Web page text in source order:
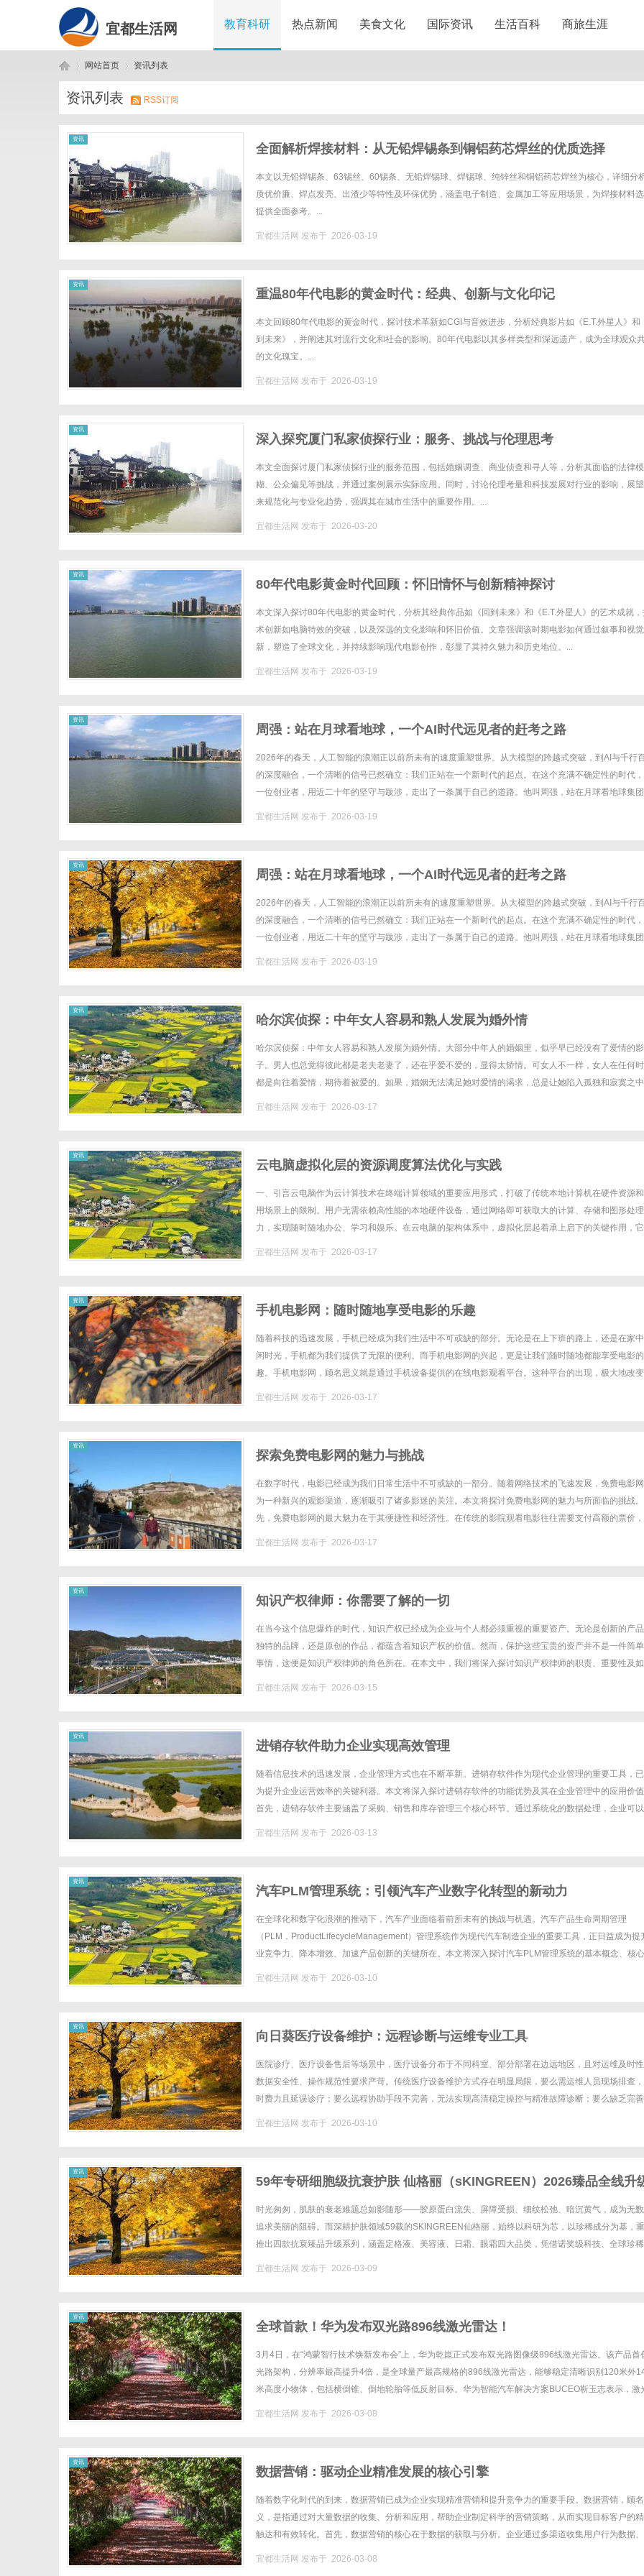
宜都生活网 教育科研 热点新闻 美食文化 国际资讯 生活百科 商旅生涯
宜 ›
网站首页
›
资讯列表
资讯列表 RSS订阅
资讯
全面解析焊接材料：从无铅焊锡条到铜铝药芯焊丝的优质选择
本文以无铅焊锡条、63锡丝、60锡条、无铅焊锡球、焊锡球、纯锌丝和铜铝药芯焊丝为核心，详细分
质优价廉、焊点发亮、出渣少等特性及环保优势，涵盖电子制造、金属加工等应用场景，为焊接材料
提供全面参考。...
宜都生活网 发布于 2026-03-19
资讯
重温80年代电影的黄金时代：经典、创新与文化印记
本文回顾80年代电影的黄金时代，探讨技术革新如CGI与音效进步，分析经典影片如《E.T.外星人》和
到未来》，并阐述其对流行文化和社会的影响。80年代电影以其多样类型和深远遗产，成为全球观众
的文化瑰宝。...
宜都生活网 发布于 2026-03-19
资讯
深入探究厦门私家侦探行业：服务、挑战与伦理思考
本文全面探讨厦门私家侦探行业的服务范围，包括婚姻调查、商业侦查和寻人等，分析其面临的法律模
糊、公众偏见等挑战，并通过案例展示实际应用。同时，讨论伦理考量和科技发展对行业的影响，展
来规范化与专业化趋势，强调其在城市生活中的重要作用。...
宜都生活网 发布于 2026-03-20
资讯
80年代电影黄金时代回顾：怀旧情怀与创新精神探讨
本文深入探讨80年代电影的黄金时代，分析其经典作品如《回到未来》和《E.T.外星人》的艺术成就
术创新如电脑特效的突破，以及深远的文化影响和怀旧价值。文章强调该时期电影如何通过叙事和视
新，塑造了全球文化，并持续影响现代电影创作，彰显了其持久魅力和历史地位。...
宜都生活网 发布于 2026-03-19
资讯
周强：站在月球看地球，一个AI时代远见者的赶考之路
2026年的春天，人工智能的浪潮正以前所未有的速度重塑世界。从大模型的跨越式突破，到AI与千行
的深度融合，一个清晰的信号已然确立：我们正站在一个新时代的起点。在这个充满不确定性的时代
一位创业者，用近二十年的坚守与跋涉，走出了一条属于自己的道路。他叫周强，站在月球看地球集团
宜都生活网 发布于 2026-03-19
资讯
周强：站在月球看地球，一个AI时代远见者的赶考之路
2026年的春天，人工智能的浪潮正以前所未有的速度重塑世界。从大模型的跨越式突破，到AI与千行
的深度融合，一个清晰的信号已然确立：我们正站在一个新时代的起点。在这个充满不确定性的时代
一位创业者，用近二十年的坚守与跋涉，走出了一条属于自己的道路。他叫周强，站在月球看地球集团
宜都生活网 发布于 2026-03-19
资讯
哈尔滨侦探：中年女人容易和熟人发展为婚外情
哈尔滨侦探：中年女人容易和熟人发展为婚外情。大部分中年人的婚姻里，似乎早已经没有了爱情的影
子。男人也总觉得彼此都是老夫老妻了，还在乎爱不爱的，显得太矫情。可女人不一样，女人在任何
都是向往着爱情，期待着被爱的。如果，婚姻无法满足她对爱情的渴求，总是让她陷入孤独和寂寞之中
宜都生活网 发布于 2026-03-17
资讯
云电脑虚拟化层的资源调度算法优化与实践
一、引言云电脑作为云计算技术在终端计算领域的重要应用形式，打破了传统本地计算机在硬件资源
用场景上的限制。用户无需依赖高性能的本地硬件设备，通过网络即可获取大的计算、存储和图形处
力，实现随时随地办公、学习和娱乐。在云电脑的架构体系中，虚拟化层起着承上启下的关键作用，
宜都生活网 发布于 2026-03-17
资讯
手机电影网：随时随地享受电影的乐趣
随着科技的迅速发展，手机已经成为我们生活中不可或缺的部分。无论是在上下班的路上，还是在家
闲时光，手机都为我们提供了无限的便利。而手机电影网的兴起，更是让我们随时随地都能享受电影
趣。手机电影网，顾名思义就是通过手机设备提供的在线电影观看平台。这种平台的出现，极大地改
宜都生活网 发布于 2026-03-17
资讯
探索免费电影网的魅力与挑战
在数字时代，电影已经成为我们日常生活中不可或缺的一部分。随着网络技术的飞速发展，免费电影
为一种新兴的观影渠道，逐渐吸引了诸多影迷的关注。本文将探讨免费电影网的魅力与所面临的挑战
先，免费电影网的最大魅力在于其便捷性和经济性。在传统的影院观看电影往往需要支付高额的票价
宜都生活网 发布于 2026-03-17
资讯
知识产权律师：你需要了解的一切
在当今这个信息爆炸的时代，知识产权已经成为企业与个人都必须重视的重要资产。无论是创新的产品
独特的品牌，还是原创的作品，都蕴含着知识产权的价值。然而，保护这些宝贵的资产并不是一件简
事情，这便是知识产权律师的角色所在。在本文中，我们将深入探讨知识产权律师的职责、重要性及
宜都生活网 发布于 2026-03-15
资讯
进销存软件助力企业实现高效管理
随着信息技术的迅速发展，企业管理方式也在不断革新。进销存软件作为现代企业管理的重要工具，
为提升企业运营效率的关键利器。本文将深入探讨进销存软件的功能优势及其在企业管理中的应用价值
首先，进销存软件主要涵盖了采购、销售和库存管理三个核心环节。通过系统化的数据处理，企业可
宜都生活网 发布于 2026-03-13
资讯
汽车PLM管理系统：引领汽车产业数字化转型的新动力
在全球化和数字化浪潮的推动下，汽车产业面临着前所未有的挑战与机遇。汽车产品生命周期管理
（PLM，ProductLifecycleManagement）管理系统作为现代汽车制造企业的重要工具，正日益成为提
业竞争力、降本增效、加速产品创新的关键所在。本文将深入探讨汽车PLM管理系统的基本概念、核
宜都生活网 发布于 2026-03-10
资讯
向日葵医疗设备维护：远程诊断与运维专业工具
医院诊疗、医疗设备售后等场景中，医疗设备分布于不同科室、部分部署在边远地区，且对运维及时性
数据安全性、操作规范性要求严苛。传统医疗设备维护方式存在明显局限，要么需运维人员现场排查
时费力且延误诊疗；要么远程协助手段不完善，无法实现高清稳定操控与精准故障诊断；要么缺乏完
宜都生活网 发布于 2026-03-10
资讯
59年专研细胞级抗衰护肤 仙格丽（sKINGREEN）2026臻品全线升
时光匆匆，肌肤的衰老难题总如影随形——胶原蛋白流失、屏障受损、细纹松弛、暗沉黄气，成为无数
追求美丽的阻碍。而深耕护肤领域59载的SKINGREEN仙格丽，始终以科研为芯，以珍稀成分为基，
推出四款抗衰臻品升级系列，涵盖定格液、美容液、日霜、眼霜四大品类，凭借诺奖级科技、全球珍
宜都生活网 发布于 2026-03-09
资讯
全球首款！华为发布双光路896线激光雷达！
3月4日，在“鸿蒙智行技术焕新发布会”上，华为乾崑正式发布双光路图像级896线激光雷达。该产品首
光路架构，分辨率最高提升4倍，是全球量产最高规格的896线激光雷达，能够稳定清晰识别120米外
米高度小物体，包括横倒锥、倒地轮胎等低反射目标。华为智能汽车解决方案BUCEO靳玉志表示，激
宜都生活网 发布于 2026-03-08
资讯
数据营销：驱动企业精准发展的核心引擎
随着数字化时代的到来，数据营销已成为企业实现精准营销和提升竞争力的重要手段。数据营销，顾
义，是指通过对大量数据的收集、分析和应用，帮助企业制定科学的营销策略，从而实现目标客户的
触达和有效转化。首先，数据营销的核心在于数据的获取与分析。企业通过多渠道收集用户行为数据
宜都生活网 发布于 2026-03-08